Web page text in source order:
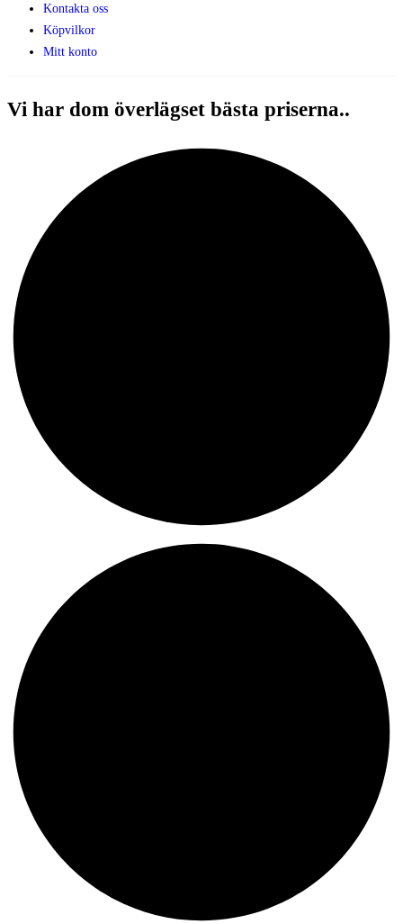
Kontakta oss
Köpvilkor
Mitt konto
Vi har dom överlägset bästa priserna..